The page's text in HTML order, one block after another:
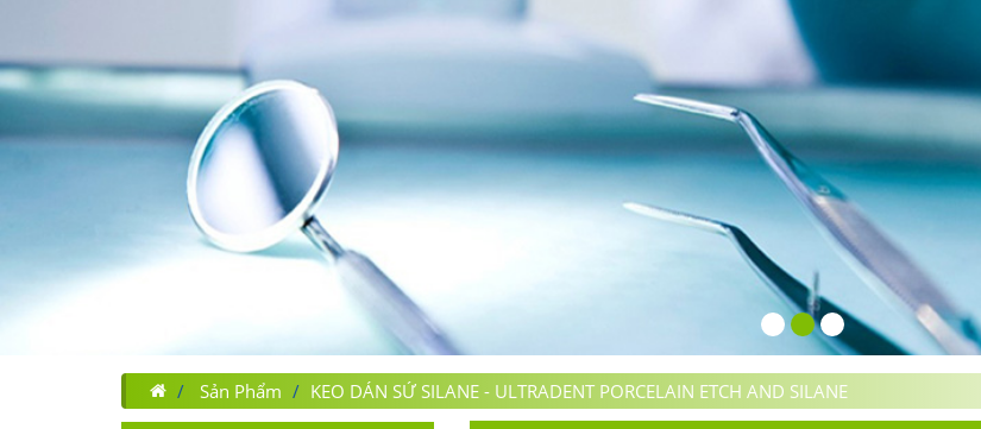
Sản Phẩm KEO DÁN SỨ SILANE - ULTRADENT PORCELAIN ETCH AND SILANE